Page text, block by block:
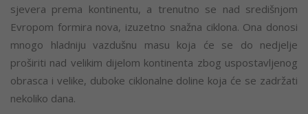
sjevera prema kontinentu, a trenutno se nad središnjom
Evropom formira nova, izuzetno snažna ciklona. Ona donosi
mnogo hladniju vazdušnu masu koja će se do nedjelje
proširiti nad velikim dijelom kontinenta zbog uspostavljenog
obrasca i velike, duboke ciklonalne doline koja će se zadržati
nekoliko dana.